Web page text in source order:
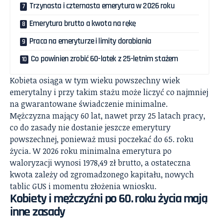
Trzynasta i czternasta emerytura w 2026 roku
Emerytura brutto a kwota na rękę
Praca na emeryturze i limity dorabiania
Co powinien zrobić 60-latek z 25-letnim stażem
Kobieta osiąga w tym wieku powszechny wiek
emerytalny i przy takim stażu może liczyć co najmniej
na gwarantowane świadczenie minimalne.
Mężczyzna mający 60 lat, nawet przy 25 latach pracy,
co do zasady nie dostanie jeszcze emerytury
powszechnej, ponieważ musi poczekać do 65. roku
życia. W 2026 roku minimalna emerytura po
waloryzacji wynosi 1978,49 zł brutto, a ostateczna
kwota zależy od zgromadzonego kapitału, nowych
tablic GUS i momentu złożenia wniosku.
Kobiety i mężczyźni po 60. roku życia mają
inne zasady